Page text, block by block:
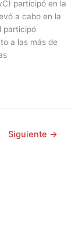
participó en la
a cabo en la
participó
a las más de
Siguiente →